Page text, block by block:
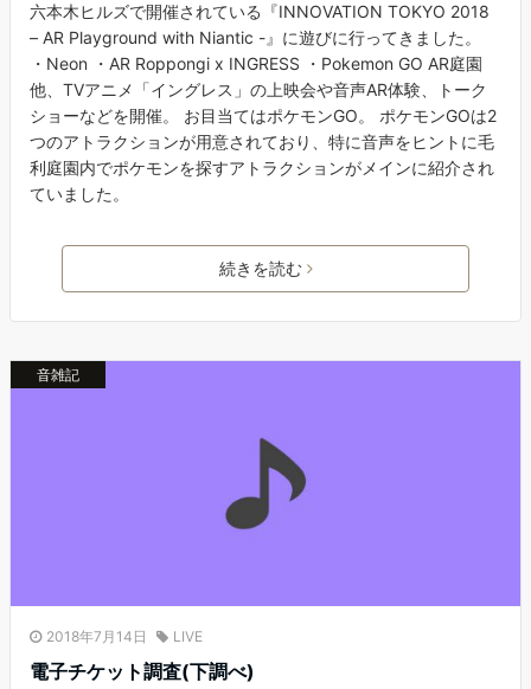
六本木ヒルズで開催されている『INNOVATION TOKYO 2018
– AR Playground with Niantic -』に遊びに行ってきました。
・Neon ・AR Roppongi x INGRESS ・Pokemon GO AR庭園
他、TVアニメ「イングレス」の上映会や音声AR体験、トーク
ショーなどを開催。 お目当てはポケモンGO。 ポケモンGOは2
つのアトラクションが用意されており、特に音声をヒントに毛
利庭園内でポケモンを探すアトラクションがメインに紹介され
ていました。
続きを読む
音雑記
2018年7月14日 LIVE
電子チケット調査(下調べ)